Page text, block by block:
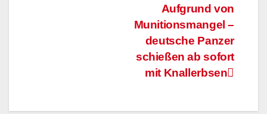
BeitragsnavigationAufgrund von
Munitionsmangel –
deutsche Panzer
schießen ab sofort
mit Knallerbsen